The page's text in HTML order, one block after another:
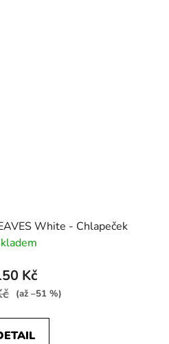
White - Chlapeček
Kč
(až –51 %)